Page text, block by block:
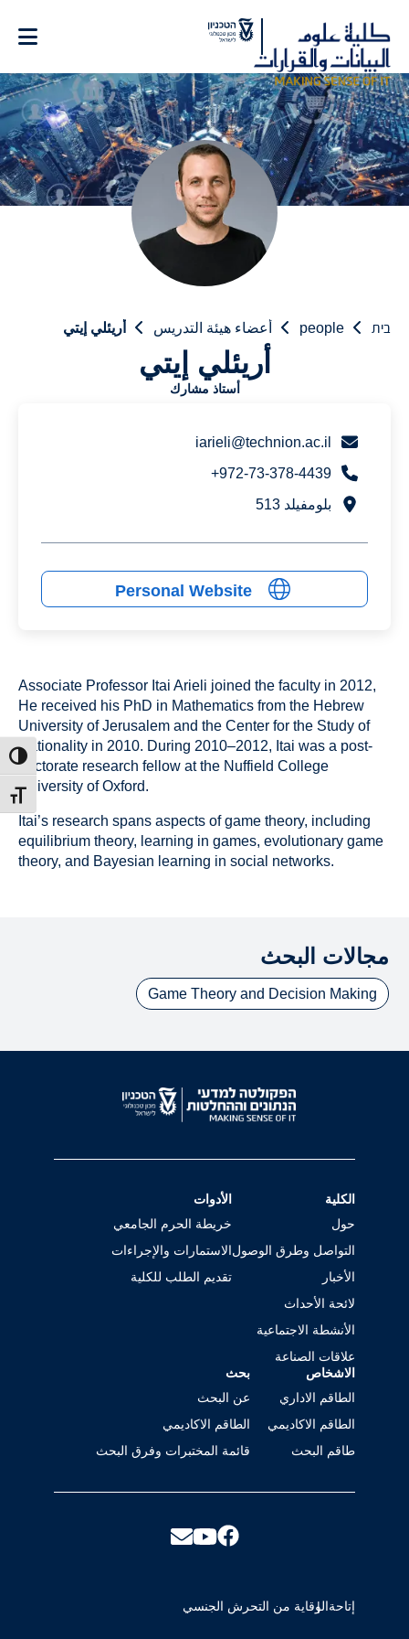
Content
size
בית people أعضاء هيئة التدريس أريئلي إيتي
أريئلي إيتي
أستاذ مشارك
iarieli@technion.ac.il
972-73-378-4439+
بلومفيلد 513
Personal Website
Associate Professor Itai Arieli joined the faculty in 2012,
He received his PhD in Mathematics from the Hebrew
University of Jerusalem and the Center for the Study of
Rationality in 2010. During 2010–2012, Itai was a post-
doctorate research fellow at the Nuffield College
University of Oxford.
Itai’s research spans aspects of game theory, including
equilibrium theory, learning in games, evolutionary game
theory, and Bayesian learning in social networks.
مجالات البحث
Game Theory and Decision Making
الكلية
حول
التواصل وطرق الوصول
الأخبار
لائحة الأحداث
الأنشطة الاجتماعية
علاقات الصناعة
الأدوات
خريطة الحرم الجامعي
الاستمارات والإجراءات
تقديم الطلب للكلية
الاشخاص
الطاقم الاداري
الطاقم الاكاديمي
طاقم البحث
بحث
عن البحث
الطاقم الاكاديمي
قائمة المختبرات وفرق البحث
إتاحةالوقاية من التحرش الجنسي